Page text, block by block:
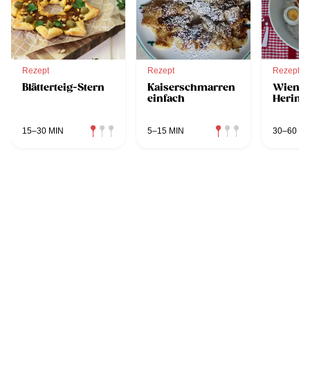
Rezept
Blätterteig-Stern
15–30 MIN
Rezept
Kaiserschmarren
einfach
5–15 MIN
Rezept
Wiener
30–60